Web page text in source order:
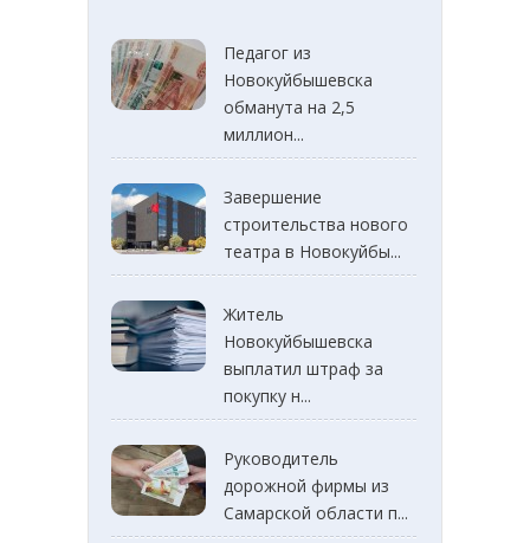
Педагог из
Новокуйбышевска
обманута на 2,5
миллион...
Завершение
строительства нового
театра в Новокуйбы...
Житель
Новокуйбышевска
выплатил штраф за
покупку н...
Руководитель
дорожной фирмы из
Самарской области п...